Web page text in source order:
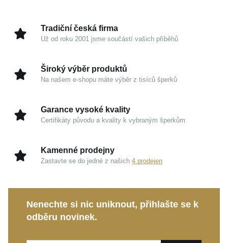
každém vašem pohybu.
Žluté zlato 585/1000:Klasický a nadčasový drahý
Oslnivé zirkony: Kameny s mimořádným třpytem
Symbolika nekonečna:Krásný a významuplný
Zářivý lesk: Dokonale hladká povrchová úprava
podtrhuje prestižní charakter celého zpracování.
Tradiční česká firma
Už od roku 2001 jsme součástí vašich příběhů
Široký výběr produktů
Na našem e-shopu máte výběr z tisíců šperků
Garance vysoké kvality
Certifikáty původu a kvality k vybraným šperkům
Kamenné prodejny
Zastavte se do jedné z našich 4 prodejen
Nenechte si nic uniknout, přihlašte se k
odběru novinek.